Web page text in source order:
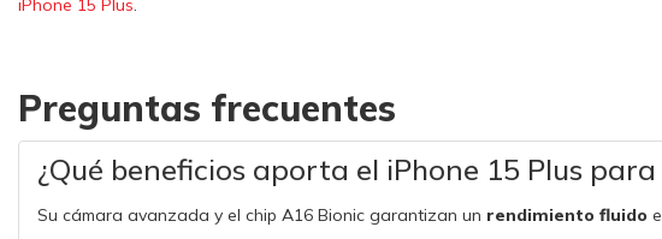
iPhone 15 Plus.
Preguntas frecuentes
¿Qué beneficios aporta el iPhone 15 Plus
Su cámara avanzada y el chip A16 Bionic garantizan un rendimiento fluido